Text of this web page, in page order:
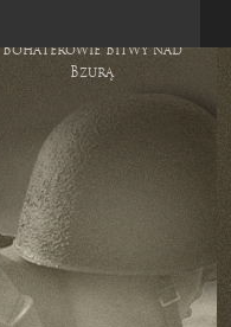
Bohaterowie Bitwy nad
Bzurą